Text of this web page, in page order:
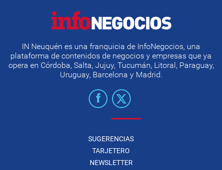
IN Neuquén es una franquicia de InfoNegocios, una
plataforma de contenidos de negocios y empresas que ya
opera en Córdoba, Salta, Jujuy, Tucumán, Litoral, Paraguay,
Uruguay, Barcelona y Madrid.
SUGERENCIAS
TARJETERO
NEWSLETTER